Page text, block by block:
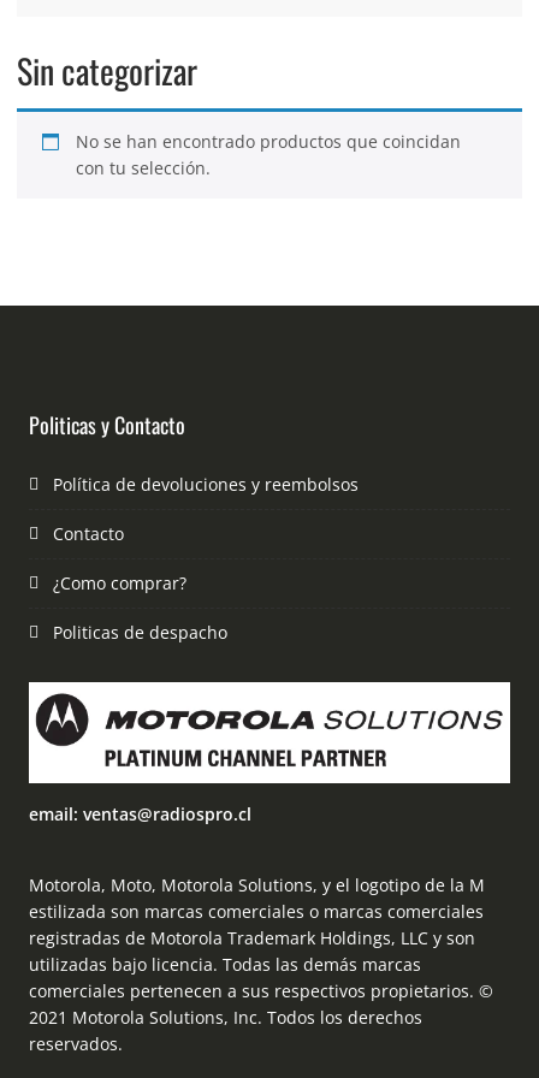
Sin categorizar
No se han encontrado productos que coincidan
con tu selección.
Politicas y Contacto
Política de devoluciones y reembolsos
Contacto
¿Como comprar?
Politicas de despacho
email: ventas@radiospro.cl
Motorola, Moto, Motorola Solutions, y el logotipo de la M
estilizada son marcas comerciales o marcas comerciales
registradas de Motorola Trademark Holdings, LLC y son
utilizadas bajo licencia. Todas las demás marcas
comerciales pertenecen a sus respectivos propietarios. ©
2021 Motorola Solutions, Inc. Todos los derechos
reservados.